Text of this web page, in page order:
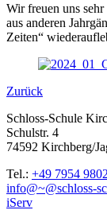
Wir freuen uns
aus anderen
Zeiten“
Zurück
Schloss-Schule
Schulstr. 4
74592 Kirchberg/
Tel.: +49 7954
info@~@schloss-
iServ